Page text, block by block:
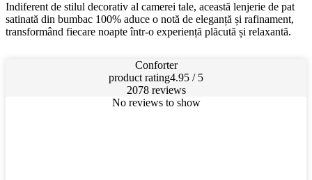
Indiferent de stilul decorativ al camerei tale, această lenjerie de pat
satinată din bumbac 100% aduce o notă de eleganță și rafinament,
transformând fiecare noapte într-o experiență plăcută și relaxantă.
Conforter
product rating4.95 / 5
2078 reviews
No reviews to show